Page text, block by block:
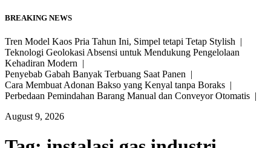
BREAKING NEWS
Tren Model Kaos Pria Tahun Ini, Simpel tetapi Tetap Stylish |
Teknologi Geolokasi Absensi untuk Mendukung Pengelolaan
Kehadiran Modern |
Penyebab Gabah Banyak Terbuang Saat Panen |
Cara Membuat Adonan Bakso yang Kenyal tanpa Boraks |
Perbedaan Pemindahan Barang Manual dan Conveyor Otomatis |
August 9, 2026